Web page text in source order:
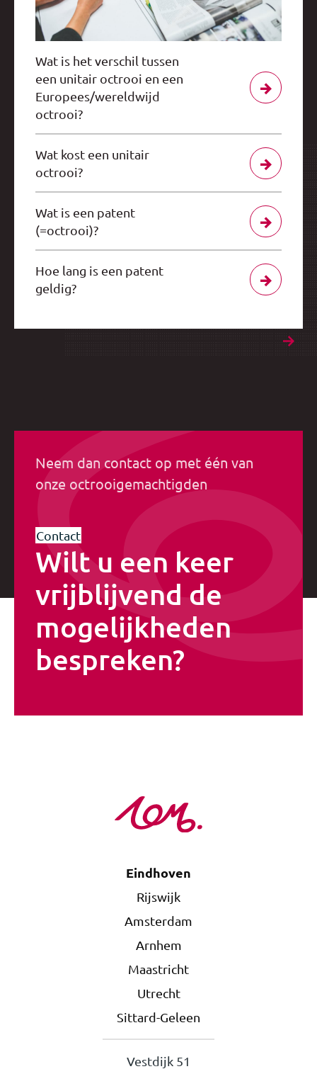
Wat is het verschil tussen
een unitair octrooi en een
Europees/wereldwijd
octrooi?
Wat kost een unitair
octrooi?
Wat is een patent
(=octrooi)?
Hoe lang is een patent
geldig?
Neem dan contact op met één van
onze octrooigemachtigden
Contact
Wilt u een keer
vrijblijvend de
mogelijkheden
bespreken?
Eindhoven
Rijswijk
Amsterdam
Arnhem
Maastricht
Utrecht
Sittard-Geleen
Vestdijk 51